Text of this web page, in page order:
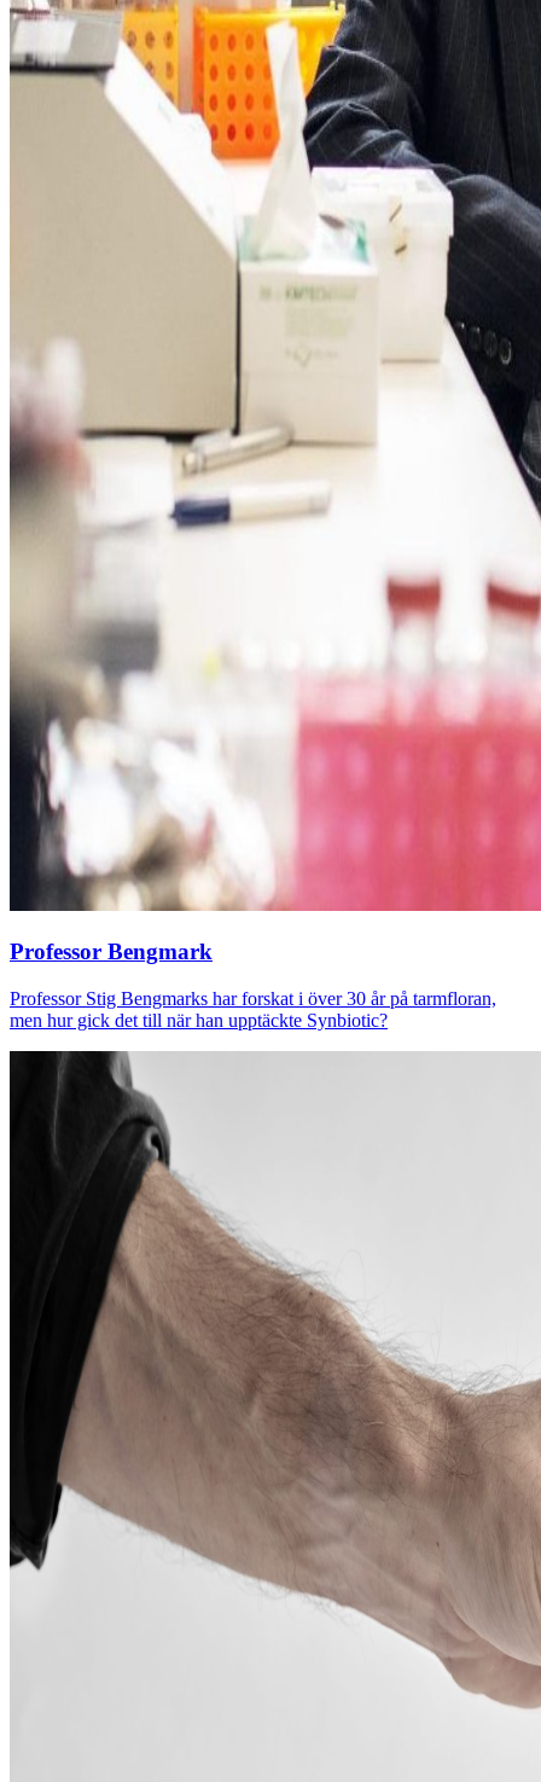
Professor Bengmark
Professor Stig Bengmarks har forskat i över 30 år på tarmfloran,
men hur gick det till när han upptäckte Synbiotic?